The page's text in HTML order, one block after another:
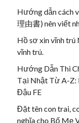
Hướng dẫn cách
理由書) nên viết
Hồ sơ xin vĩnh
vĩnh trú.
Hướng Dẫn Thi
Tại Nhật Từ A-Z:
Đậu FE
Đặt tên con trai,
nghĩa cho Bố Mẹ